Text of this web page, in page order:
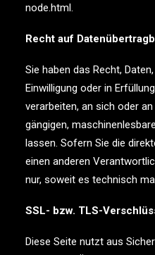
node.html.
Recht auf
Sie haben das Recht,
Einwilligung oder in
verarbeiten, an sich oder
gängigen,
lassen. Sofern Sie die
einen anderen
nur, soweit es technisch
SSL- bzw. TLS-
Diese Seite nutzt aus